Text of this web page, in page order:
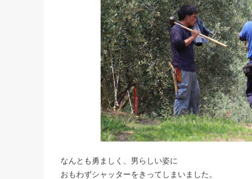
なんとも勇ましく、男らしい姿に
おもわずシャッターをきってしまいました。